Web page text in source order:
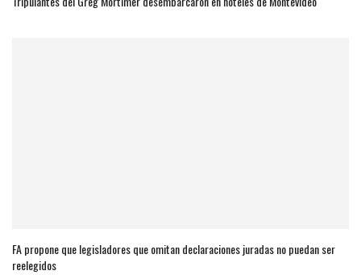
FA propone que legisladores que omitan declaraciones juradas no puedan ser
reelegidos